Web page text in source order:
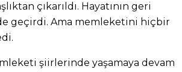
çıkarıldı. Hayatının geri
geçirdi. Ama memleketini hiçbir
şiirlerinde yaşamaya devam